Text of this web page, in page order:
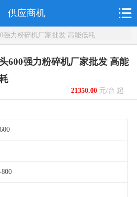
供应商机
强力粉碎机厂家批发 高能低耗
600强力粉碎机厂家批发 高能
21350.00元/台 起
800